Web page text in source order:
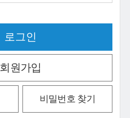
회원가입
비밀번호 찾기